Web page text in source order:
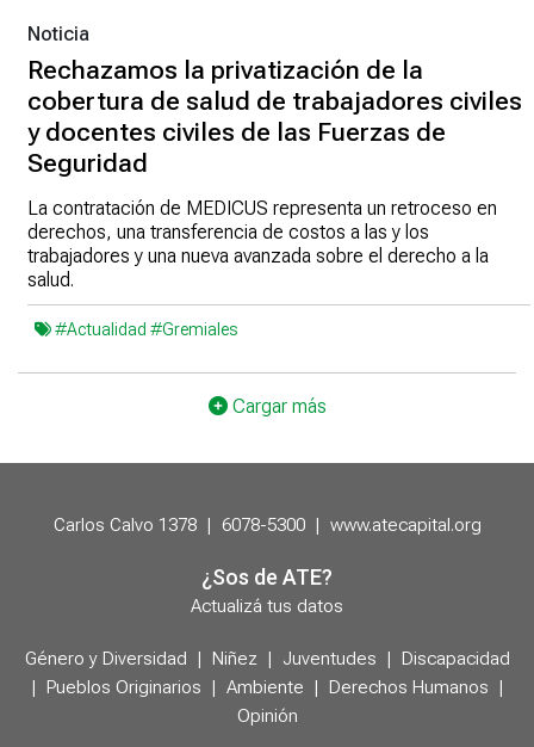
Noticia
Rechazamos la privatización de la
cobertura de salud de trabajadores civiles
y docentes civiles de las Fuerzas de
Seguridad
La contratación de MEDICUS representa un retroceso en
derechos, una transferencia de costos a las y los
trabajadores y una nueva avanzada sobre el derecho a la
salud.
#Actualidad #Gremiales
Cargar más
Carlos Calvo 1378 | 6078-5300 | www.atecapital.org
¿Sos de ATE?
Actualizá tus datos
Género y Diversidad | Niñez | Juventudes | Discapacidad
| Pueblos Originarios | Ambiente | Derechos Humanos |
Opinión